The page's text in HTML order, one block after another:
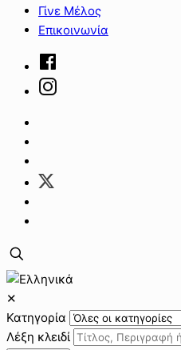
Γίνε Μέλος
Επικοινωνία
✕
Κατηγορία
Λέξη κλειδί